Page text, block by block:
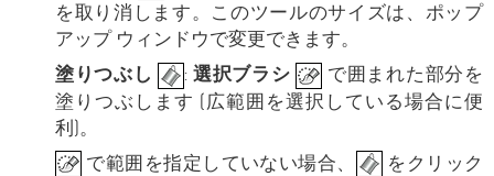
を取り消します。このツールのサイズは、ポップ
アップ ウィンドウで変更できます。
塗りつぶし
:選択ブラシ
で囲まれた部分を
塗りつぶします (広範囲を選択している場合に便
利)。
で範囲を指定していない場合、
をクリック